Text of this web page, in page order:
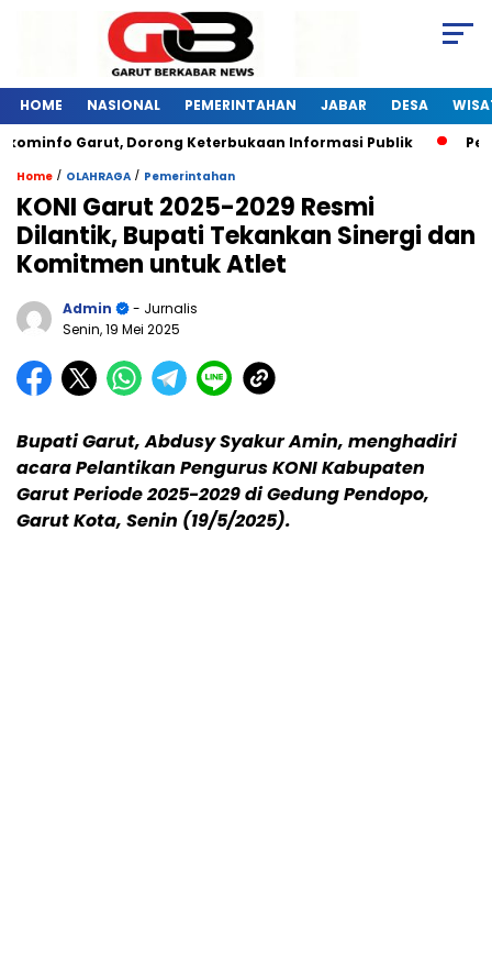
HOME NASIONAL PEMERINTAHAN JABAR DESA
Garut, Dorong Keterbukaan Informasi Publik
Home / OLAHRAGA / Pemerintahan
KONI Garut 2025-2029 Resmi
Dilantik, Bupati Tekankan Sinergi dan
Komitmen untuk Atlet
Admin
- Jurnalis
Senin, 19 Mei 2025
Bupati Garut, Abdusy Syakur Amin, menghadiri
acara Pelantikan Pengurus KONI Kabupaten
Garut Periode 2025-2029 di Gedung Pendopo,
Garut Kota, Senin (19/5/2025).